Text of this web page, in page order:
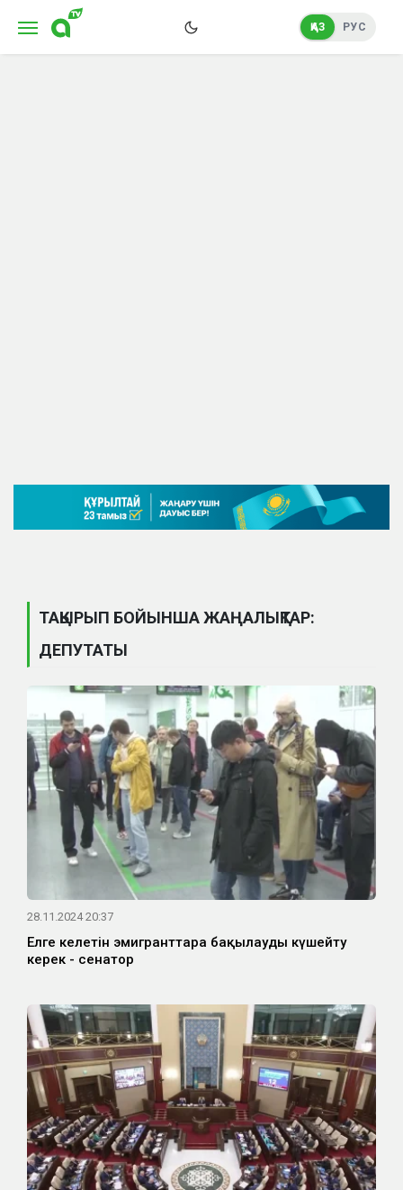
ҚАЗ РУС
ТАҚЫРЫП БОЙЫНША ЖАҢАЛЫҚТАР:
ДЕПУТАТЫ
28.11.2024 20:37
Елге келетін эмигранттарға бақылауды күшейту
керек - сенатор